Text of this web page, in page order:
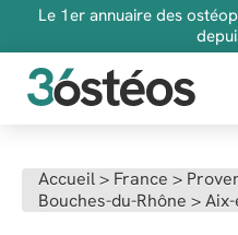
Le 1er annuaire des
FAQ
Accueil> France >
Bouches-du-Rhône >